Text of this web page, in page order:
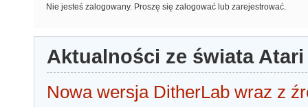
Nie jesteś zalogowany. Proszę się zalogować lub zarejestrować.
Aktualności ze świata Atari
Nowa wersja DitherLab wraz z